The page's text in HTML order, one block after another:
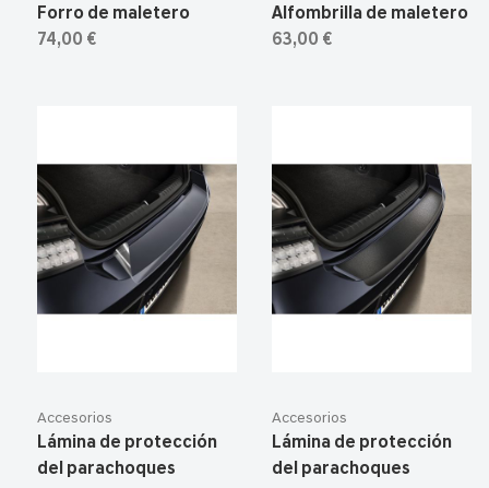
Forro de maletero
74,00 €
Alfombrilla de maletero
63,00 €
Accesorios
Lámina de protección
del parachoques
Accesorios
Lámina de protección
del parachoques